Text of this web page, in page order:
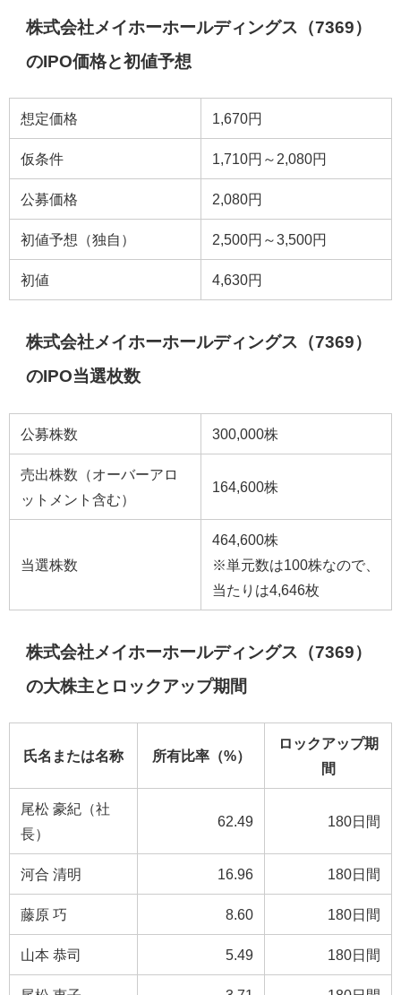
株式会社メイホーホールディングス（7369）
のIPO価格と初値予想
想定価格 1,670円
仮条件 1,710円～2,080円
公募価格 2,080円
初値予想（独自） 2,500円～3,500円
初値 4,630円
株式会社メイホーホールディングス（7369）
のIPO当選枚数
公募株数 300,000株
売出株数（オーバーアロ
ットメント含む）
164,600株
当選株数
464,600株
※単元数は100株なので、
当たりは4,646枚
株式会社メイホーホールディングス（7369）
の大株主とロックアップ期間
氏名または名称 所有比率（%）
ロックアップ期
間
尾松 豪紀（社
長）
62.49 180日間
河合 清明 16.96 180日間
藤原 巧 8.60 180日間
山本 恭司 5.49 180日間